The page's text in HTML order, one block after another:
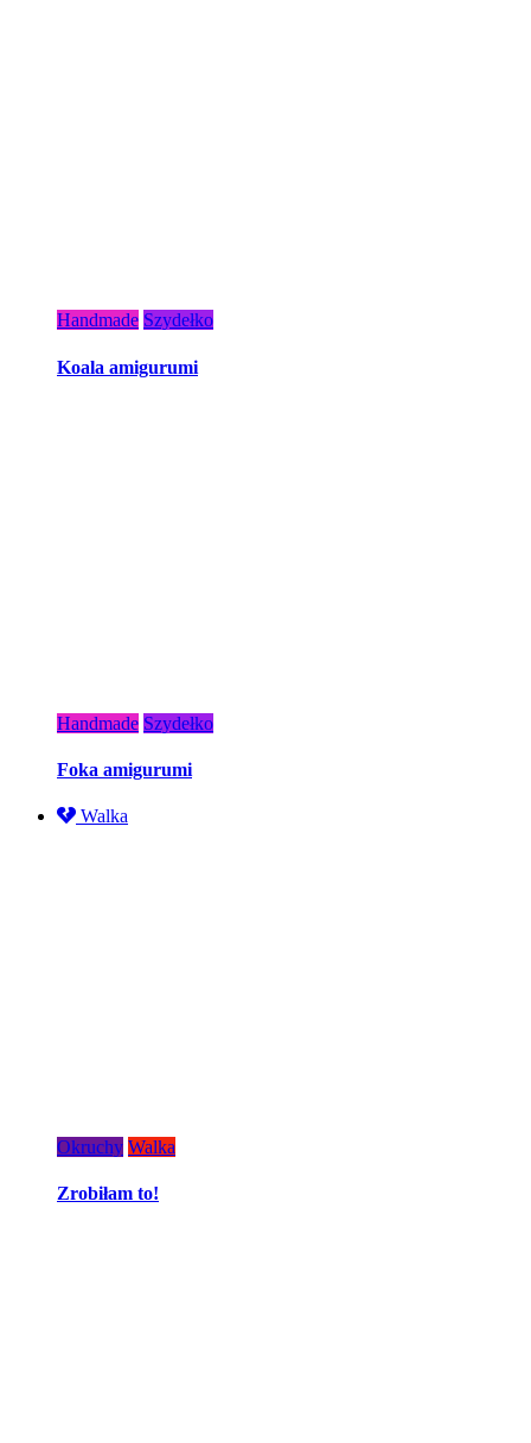
Handmade Szydełko
Koala amigurumi
Handmade Szydełko
Foka amigurumi
Walka
Okruchy Walka
Zrobiłam to!